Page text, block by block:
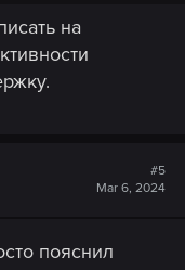
на
#5
Mar 6, 2024
пояснил